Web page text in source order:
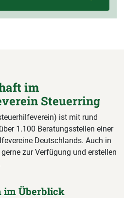
im
Steuerring
ist mit rund
1.100 Beratungsstellen einer
Deutschlands. Auch in
zur Verfügung und erstellen
im Überblick